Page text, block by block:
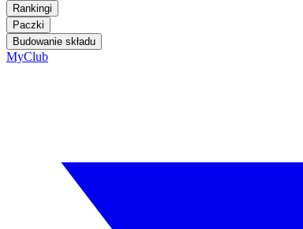
Rankingi
Paczki
Budowanie składu
MyClub